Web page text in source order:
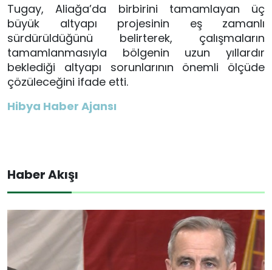
Tugay, Aliağa’da birbirini tamamlayan üç
büyük altyapı projesinin eş zamanlı
sürdürüldüğünü belirterek, çalışmaların
tamamlanmasıyla bölgenin uzun yıllardır
beklediği altyapı sorunlarının önemli ölçüde
çözüleceğini ifade etti.
Hibya Haber Ajansı
Haber Akışı